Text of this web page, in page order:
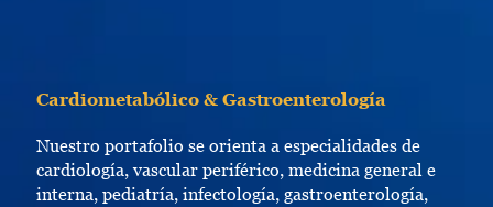
Cardiometabólico & Gastroenterología
Nuestro portafolio se orienta a especialidades de
cardiología, vascular periférico, medicina general e
interna, pediatría, infectología, gastroenterología,